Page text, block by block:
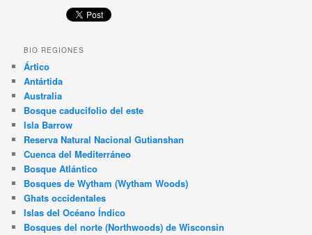
BIO REGIONES
Ártico
Antártida
Australia
Bosque caducifolio del este
Isla Barrow
Reserva Natural Nacional Gutianshan
Cuenca del Mediterráneo
Bosque Atlántico
Bosques de Wytham (Wytham Woods)
Ghats occidentales
Islas del Océano Índico
Bosques del norte (Northwoods) de Wisconsin